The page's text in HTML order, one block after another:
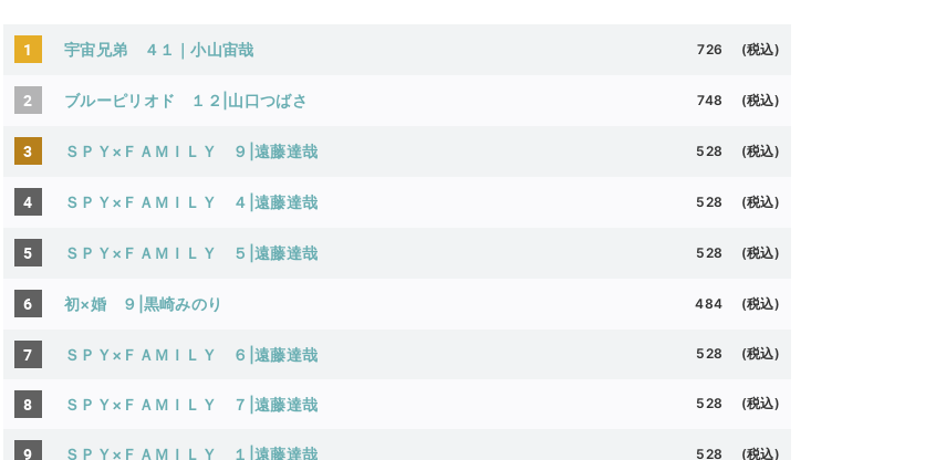
1 宇宙兄弟 ４１｜小山宙哉 726 (税込)
2 ブルーピリオド １２|山口つばさ 748 (税込)
3 ＳＰＹ×ＦＡＭＩＬＹ ９|遠藤達哉 528 (税込)
4 ＳＰＹ×ＦＡＭＩＬＹ ４ |遠藤達哉 528 (税込)
5 ＳＰＹ×ＦＡＭＩＬＹ ５ |遠藤達哉 528 (税込)
6 初×婚 ９|黒崎みのり 484 (税込)
7 ＳＰＹ×ＦＡＭＩＬＹ ６ |遠藤達哉 528 (税込)
8 ＳＰＹ×ＦＡＭＩＬＹ ７|遠藤達哉 528 (税込)
9 ＳＰＹ×ＦＡＭＩＬＹ １|遠藤達哉 528 (税込)